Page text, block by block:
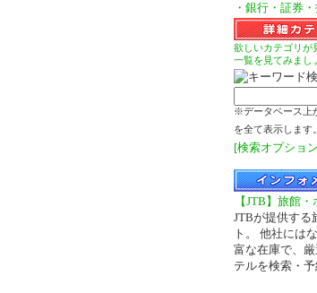
・銀行・証券
欲しいカテゴリが
一覧を見てみまし
※データベース上
を全て表示します。
[検索オプショ
【JTB】旅館
JTBが提供する
ト。 他社には
富な在庫で、
テルを検索・予